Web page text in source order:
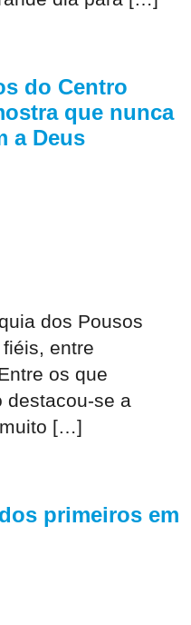
do Centro
que nunca
a Deus
dos Pousos
entre
os que
destacou-se a
[…]
primeiros em